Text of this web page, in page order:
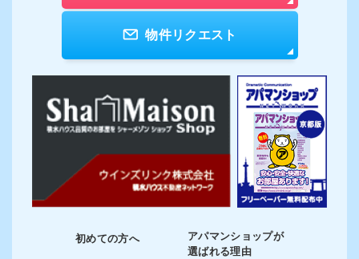
物件リクエスト
初めての方へ
アパマンショップが
選ばれる理由